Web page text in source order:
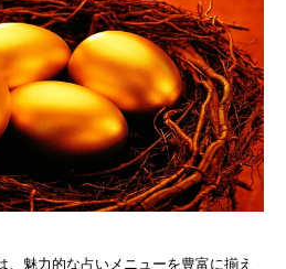
魅力的な占いメニューを豊富に揃え